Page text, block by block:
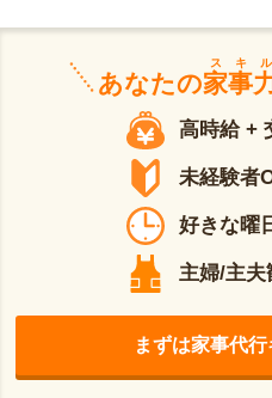
あなたの家事
スキル
高時給 +
未経験者
好きな曜
主婦/主夫
まずは家事代